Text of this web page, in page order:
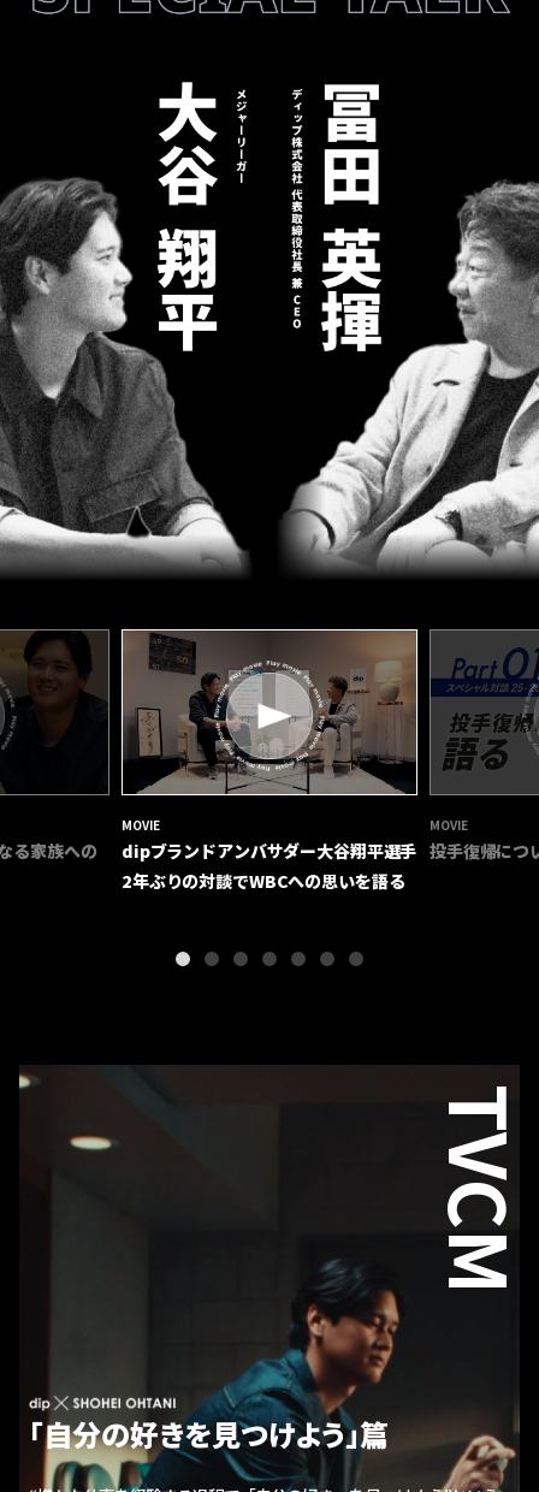
る家族への
MOVIE
dipブランドアンバサダー大谷翔平選手
2年ぶりの対談でWBCへの思いを語る
MOVIE
投手復帰につ
TVCM
「自分の好きを見つけよう」篇